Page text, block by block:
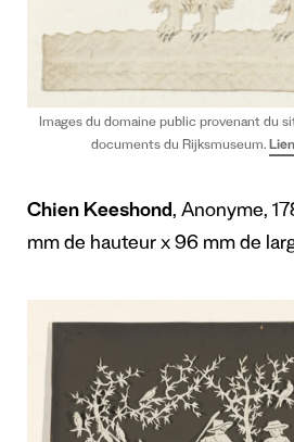
Images du domaine public provenant du
documents du Rijksmuseum.
Chien Keeshond, Anonyme,
mm de hauteur x 96 mm de